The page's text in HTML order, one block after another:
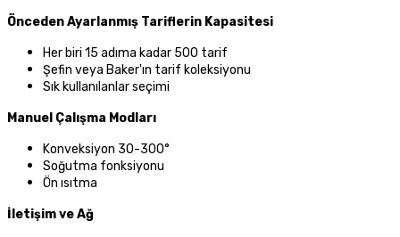
Önceden Ayarlanmış Tariflerin Kapasitesi
Her biri 15 adıma kadar 500 tarif
Şefin veya Baker'ın tarif koleksiyonu
Sık kullanılanlar seçimi
Manuel Çalışma Modları
Konveksiyon 30-300°
Soğutma fonksiyonu
Ön ısıtma
İletişim ve Ağ